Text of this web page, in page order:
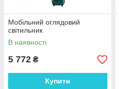
Мобільний оглядовий
світильник
В наявності
5 772 ₴
Купити